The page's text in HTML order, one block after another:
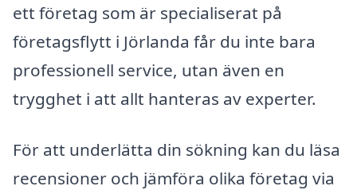
ett företag som är specialiserat på
företagsflytt i Jörlanda får du inte bara
professionell service, utan även en
trygghet i att allt hanteras av experter.
För att underlätta din sökning kan du läsa
recensioner och jämföra olika företag via